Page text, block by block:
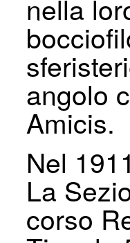
nella
angolo
Amicis.
Nel
La
corso